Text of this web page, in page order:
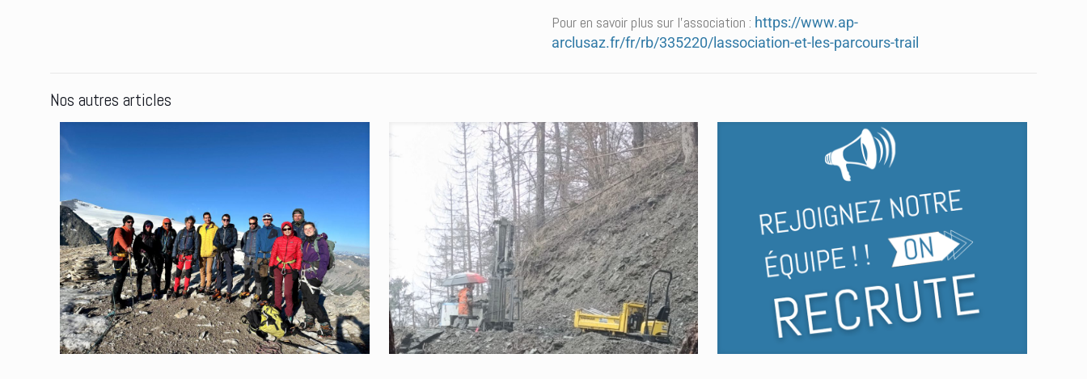
Pour en savoir plus sur l’association : https://www.ap-
arclusaz.fr/fr/rb/335220/lassociation-et-les-parcours-trail
Nos autres articles